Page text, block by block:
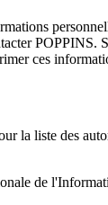
POPPINS.
ces
la liste des
de